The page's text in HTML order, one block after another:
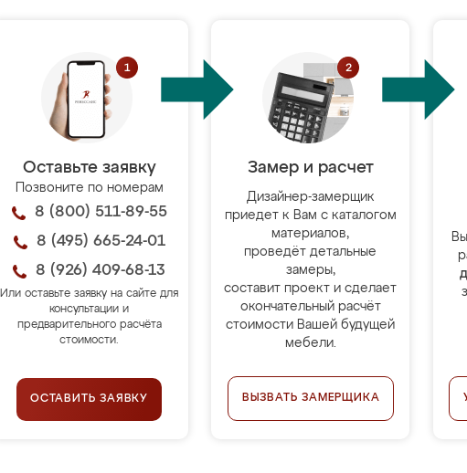
Оставьте заявку
Позвоните по номерам
8 (800) 511-89-55
8 (495) 665-24-01
8 (926) 409-68-13
Или оставьте заявку на сайте для
консультации и
предварительного расчёта
стоимости.
ОСТАВИТЬ ЗАЯВКУ
Замер и расчет
Дизайнер-замерщик
приедет к Вам с каталогом
материалов,
проведёт детальные
замеры,
составит проект и сделает
окончательный расчёт
стоимости Вашей будущей
мебели.
ВЫЗВАТЬ ЗАМЕРЩИКА